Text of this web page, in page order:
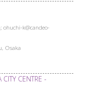
ohuchi-k@candeo-
Osaka
CENTRE -